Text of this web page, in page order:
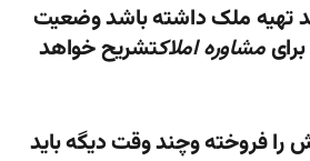
تهیه ملک داشته باشد وضعیت
مشاوره املاکتشریح خواهد
را فروخته وچند وقت دیگه باید